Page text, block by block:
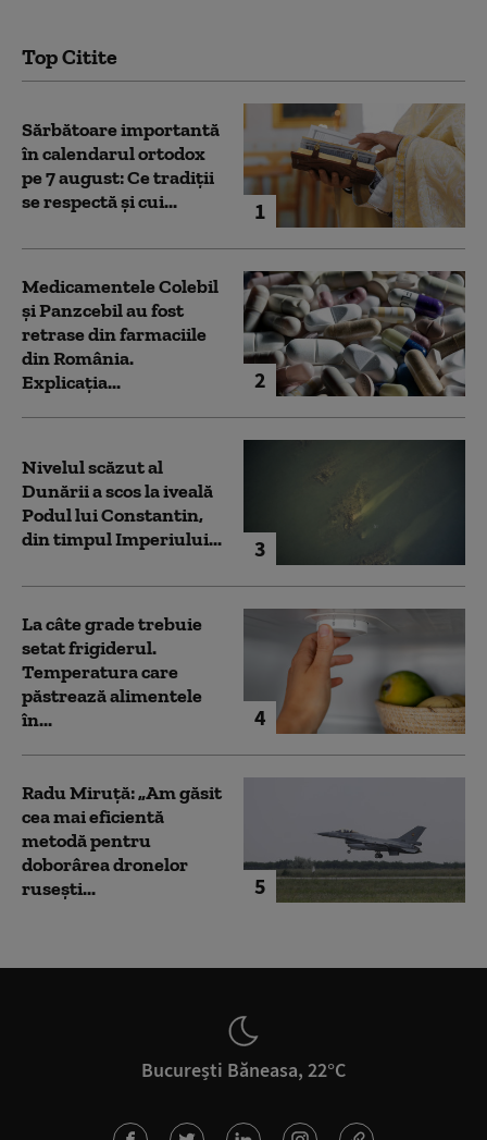
Top Citite
1
Sărbătoare importantă
în calendarul ortodox
pe 7 august: Ce tradiții
se respectă și cui...
2
Medicamentele Colebil
și Panzcebil au fost
retrase din farmaciile
din România.
Explicația...
3
Nivelul scăzut al
Dunării a scos la iveală
Podul lui Constantin,
din timpul Imperiului...
4
La câte grade trebuie
setat frigiderul.
Temperatura care
păstrează alimentele
în...
5
Radu Miruță: „Am găsit
cea mai eficientă
metodă pentru
doborârea dronelor
rusești...
București Băneasa, 22°C